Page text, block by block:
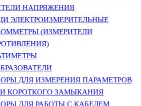
НАПРЯЖЕНИЯ
ЭЛЕКТРОИЗМЕРИТЕЛЬНЫЕ
(ИЗМЕРИТЕЛИ
ДЛЯ ИЗМЕРЕНИЯ ПАРАМЕТРОВ
КОРОТКОГО ЗАМЫКАНИЯ
ДЛЯ РАБОТЫ С КАБЕЛЕМ